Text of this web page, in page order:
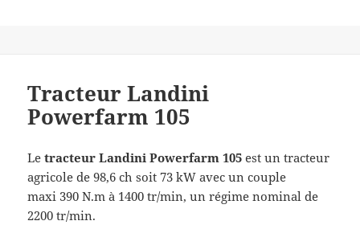
Tracteur Landini
Powerfarm 105
Letracteur Landini Powerfarm 105 est un tracteur
agricole de 98,6 ch soit 73 kW avec un couple
maxi 390 N.m à 1400 tr/min, un régime nominal de
2200 tr/min.